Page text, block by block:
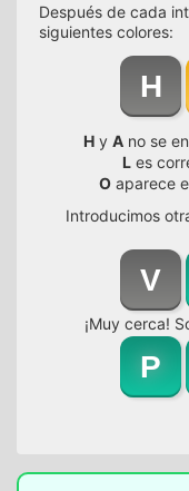
Después de cada
siguientes colores:
H
Hy Ano se
Les
Oaparece
Introducimos
V
¡Muy cerca!
P